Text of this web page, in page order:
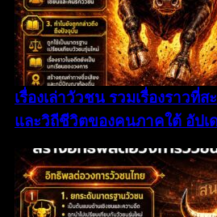
เรื่องเล่าวัวชน รวมเรื่องราวที่
และวิถีชีวิตของคนภาคใต้ อัปเ